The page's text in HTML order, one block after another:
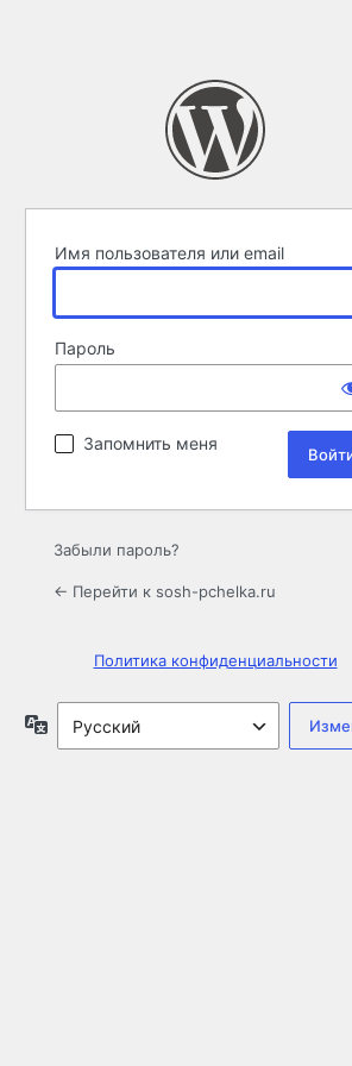
Имя пользователя или email
Пароль
Запомнить меня
Забыли пароль?
← Перейти к sosh-pchelka.ru
Политика конфиденциальности
Язык